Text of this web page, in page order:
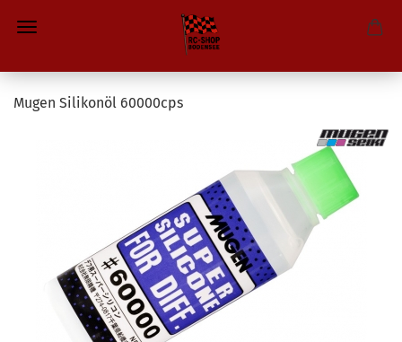
Mugen Silikonöl 60000cps